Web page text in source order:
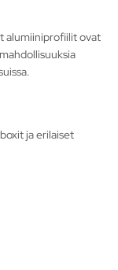
alumiiniprofiilit ovat
ja erilaiset